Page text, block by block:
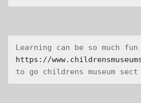
https://
to go childrens museum